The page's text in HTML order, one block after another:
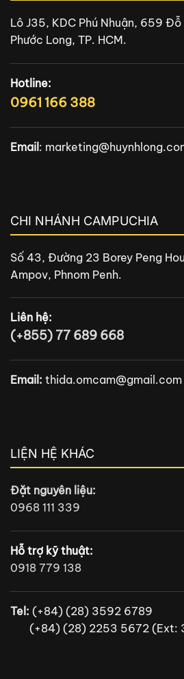
Lô J35, KDC Phú Nhuận, 659
Phước Long, TP. HCM.
Hotline:
0961 166 388
Email:
CHI NHÁNH CAMPUCHIA
Số 43, Đường 23 Borey Peng
Ampov, Phnom Penh.
Liên hệ:
(+855) 77 689 668
Email: thida.omcam@gmail.com
LIỆN HỆ KHÁC
Đặt nguyên liệu:
0968 111 339
Hỗ trợ kỹ thuật:
0918 779 138
Tel: (+84) (28) 3592 6789
(+84) (28) 2253 5672 (Ext: